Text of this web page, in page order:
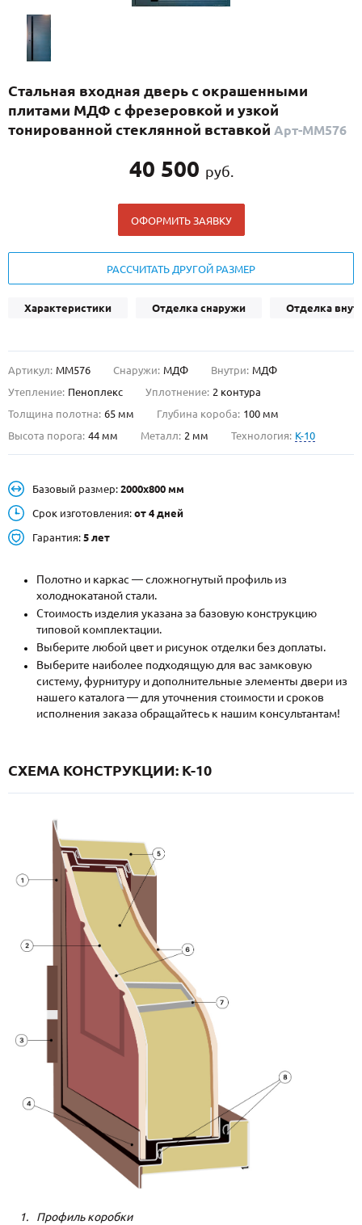
(29)
ПО НАЗНАЧЕНИЮ
ПО КОНСТРУКЦИИ
О НАС
Металлические двери от производителя с доставкой и установкой в
Москве и МО
НАЙТИ:
+7 (495) 411-44-41
INFO@META-M.RU
ЗАПРОСИТЬ РАСЧЕТ
Каталог Распродажа Как купить
Записаться на замер
Стальная входная дверь с окрашенными
плитами МДФ с фрезеровкой и узкой
тонированной стеклянной вставкой Арт-ММ576
40 500 руб.
ОФОРМИТЬ ЗАЯВКУ
РАССЧИТАТЬ ДРУГОЙ РАЗМЕР
Характеристики Отделка снаружи Отделка
Артикул: ММ576 Снаружи: МДФ Внутри: МДФ
Утепление: Пеноплекс Уплотнение: 2 контура
Толщина полотна: 65 мм Глубина короба: 100 мм
Высота порога: 44 мм Металл: 2 мм Технология: K-10
Базовый размер: 2000х800 мм
Срок изготовления: от 4 дней
Гарантия: 5 лет
Полотно и каркас — сложногнутый профиль из
холоднокатаной стали.
Стоимость изделия указана за базовую конструкцию
типовой комплектации.
Выберите любой цвет и рисунок отделки без доплаты.
Выберите наиболее подходящую для вас замковую
систему, фурнитуру и дополнительные элементы двери из
нашего каталога — для уточнения стоимости и сроков
исполнения заказа обращайтесь к нашим консультантам!
СХЕМА КОНСТРУКЦИИ: K-10
Профиль коробки